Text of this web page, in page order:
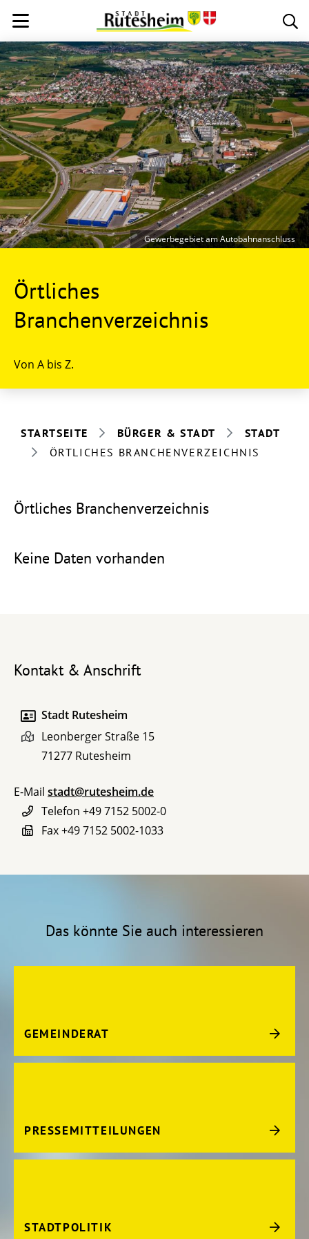
Örtliches
Branchenverzeichnis
Von A bis Z.
Gewerbegebiet am Autobahnanschluss
STARTSEITE BÜRGER & STADT
STADT
ÖRTLICHES BRANCHENVERZEICHNIS
Örtliches Branchenverzeichnis
Keine Daten vorhanden
Kontakt & Anschrift
Stadt Rutesheim
Leonberger Straße 15
71277 Rutesheim
E-Mail stadt@rutesheim.de
Telefon +49 7152 5002-0
Fax+49 7152 5002-1033
Das könnte Sie auch interessieren
GEMEINDERAT
PRESSEMITTEILUNGEN
STADTPOLITIK